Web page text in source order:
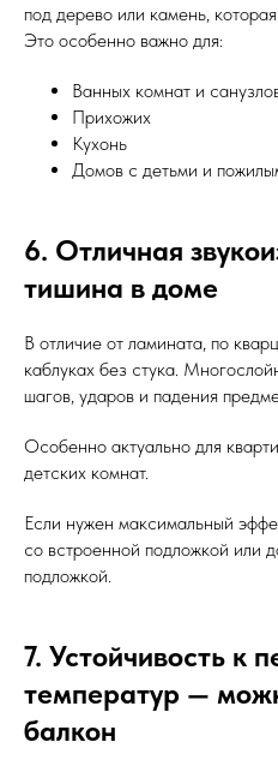
под дерево или камень,
Это особенно важно для:
Ванных комнат и
Прихожих
Кухонь
Домов с детьми и
6. Отличная
тишина в доме
В отличие от ламината, по
каблуках без стука.
шагов, ударов и падения
Особенно актуально для
детских комнат.
Если нужен максимальный
со встроенной подложкой или
подложкой.
7. Устойчивость к
температур —
балкон